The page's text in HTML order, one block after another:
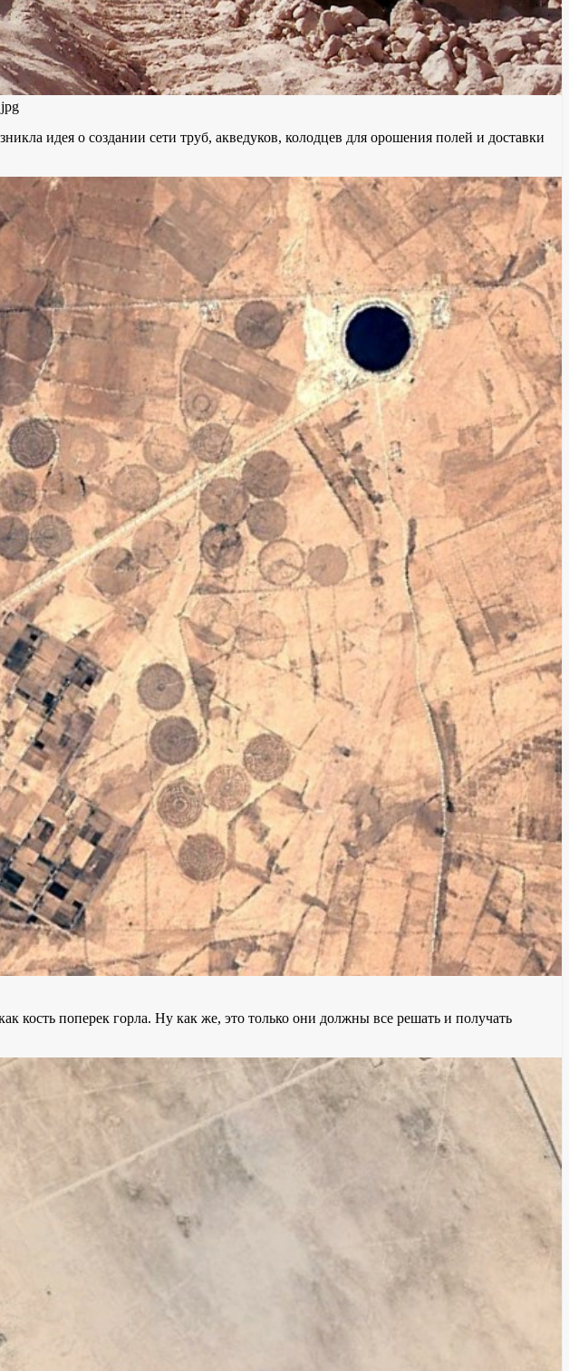
идея о создании сети труб, акведуков, колодцев для орошения полей и доставки
кость поперек горла. Ну как же, это только они должны все решать и получать